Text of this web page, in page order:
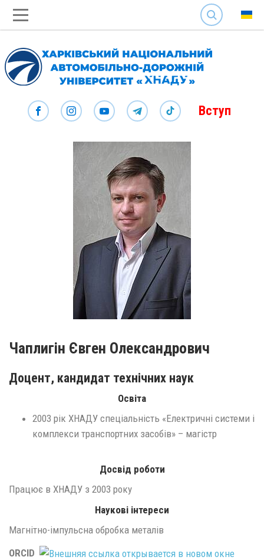
SEARCH
Вступ
Чаплигін Євген Олександрович
Доцент, кандидат технічних наук
Освіта
2003 рік ХНАДУ спеціальність «Електричні системи і
комплекси транспортних засобів» – магістр
Досвід роботи
Працює в ХНАДУ з 2003 року
Наукові інтереси
Магнітно-імпульсна обробка металів
ORCID